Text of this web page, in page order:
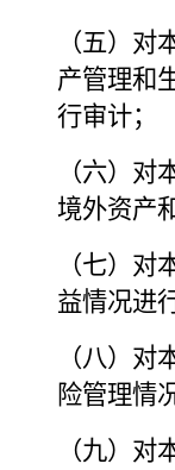
（五）对
产管理和
行审计；
（六）对
境外资产
（七）
益情况进
（八）
险管理情
（九）